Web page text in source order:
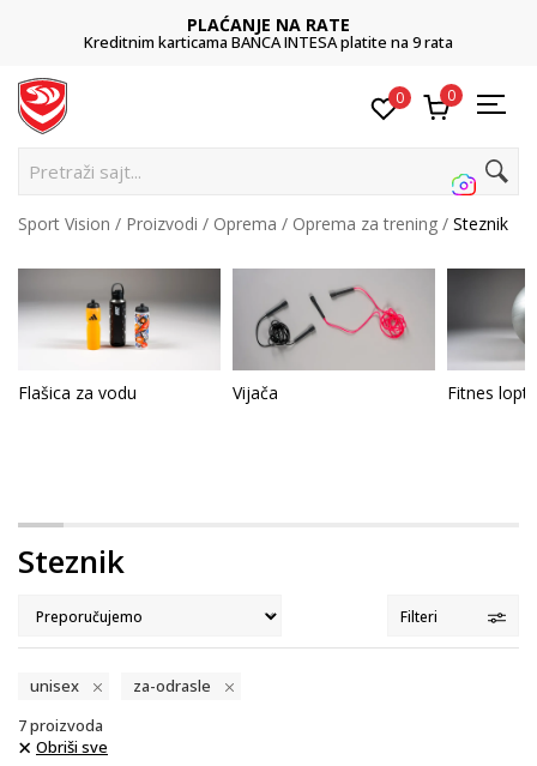
PLAĆANJE NA RATE
Kreditnim karticama BANCA INTESA platite na 9 rata
0 0
Pr
Sport Vision Proizvodi Oprema Oprema za trening Steznik
Flašica za vodu Vijača Fitnes lopta
Steznik
Filteri
unisex
za-odrasle
7proizvoda
Obriši sve